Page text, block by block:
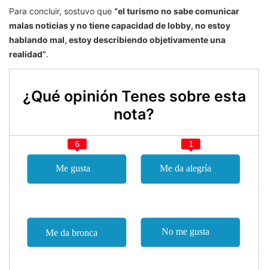
Para concluir, sostuvo que “el turismo no sabe comunicar
malas noticias y no tiene capacidad de lobby, no estoy
hablando mal, estoy describiendo objetivamente una
realidad”.
¿Qué opinión Tenes sobre esta
nota?
6 1